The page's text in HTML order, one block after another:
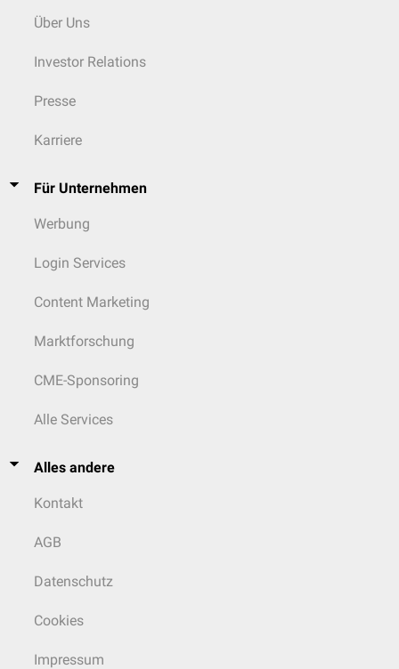
Über Uns
Investor Relations
Presse
Karriere
Für Unternehmen
Werbung
Login Services
Content Marketing
Marktforschung
CME-Sponsoring
Alle Services
Alles andere
Kontakt
AGB
Datenschutz
Cookies
Impressum